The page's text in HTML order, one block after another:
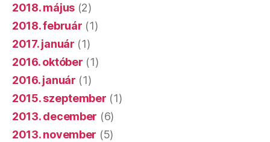
2018. május (2)
2018. február (1)
2017. január (1)
2016. október (1)
2016. január (1)
2015. szeptember (1)
2013. december (6)
2013. november (5)